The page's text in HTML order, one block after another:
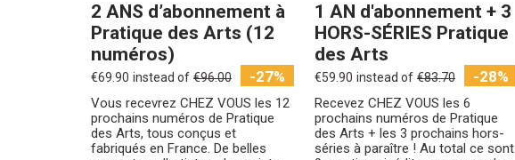
2 ANS d’abonnement à
Pratique des Arts (12
numéros)
€69.90 instead of €96.00 -27%
Vous recevrez CHEZ VOUS les 12
prochains numéros de Pratique
des Arts, tous conçus et
fabriqués en France. De belles
1 AN d'abonnement + 3
HORS-SÉRIES Pratique
des Arts
€59.90 instead of €83.70 -28%
Recevez CHEZ VOUS les 6
prochains numéros de Pratique
des Arts + les 3 prochains hors-
séries à paraître ! Au total ce sont